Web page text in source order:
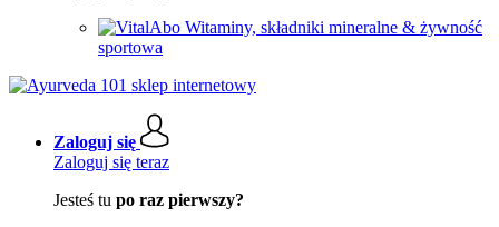
Witaminy, składniki mineralne & żywność
sportowa
Zaloguj się
Zaloguj się teraz
Jesteś tu po raz pierwszy?